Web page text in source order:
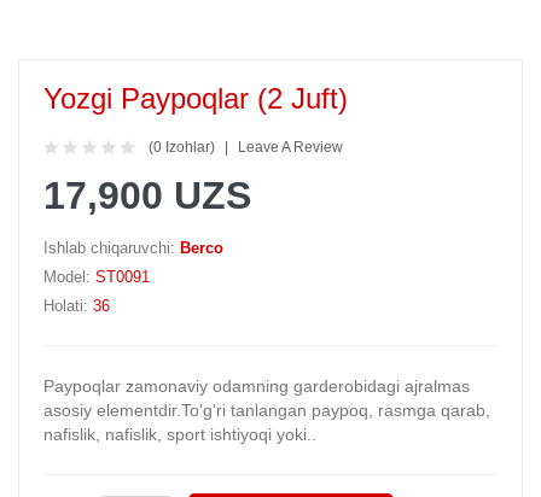
Yozgi Paypoqlar (2 Juft)
(0 Izohlar) Leave A Review
17,900 UZS
Ishlab chiqaruvchi: Berco
Model: ST0091
Holati: 36
Paypoqlar zamonaviy odamning garderobidagi ajralmas
asosiy elementdir.To'g'ri tanlangan paypoq, rasmga qarab,
nafislik, nafislik, sport ishtiyoqi yoki..